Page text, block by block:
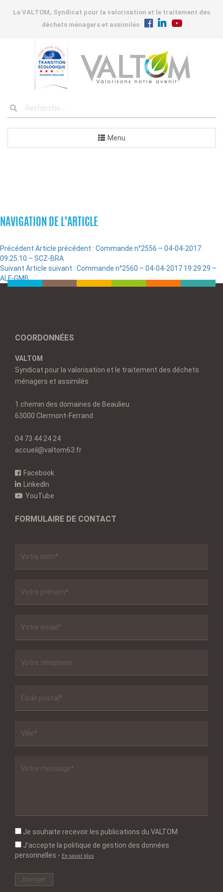
Le VALTOM, Syndicat pour la valorisation et le traitement des
déchets ménagers et assimilés
Menu
NAVIGATION DE L’ARTICLE
Précédent Article précédent : Commande n°2556 – 04-04-2017
09:25:10 – SCZ-BRA
Suivant Article suivant : Commande n°2560 – 04-04-2017 19:29:29 –
ALF-GMB
COORDONNÉES
VALTOM
Syndicat pour la valorisation et le traitement des déchets
ménagers et assimilés
1 chemin des domaines de Beaulieu
63000 Clermont-Ferrand
04 73 44 24 24
accueil@valtom63.fr
Facebook
LinkedIn
YouTube
FORMULAIRE DE CONTACT
Je souhaite recevoir les publications du VALTOM
J'accepte la politique de gestion des données
personnelles - En savoir plus